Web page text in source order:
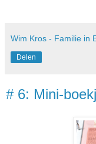
Wim Kros - Familie in
Delen
# 6: Mini-